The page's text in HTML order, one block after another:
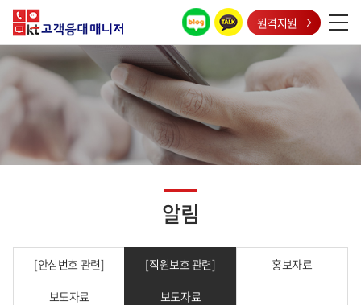
원격지원
알림
[안심번호 관련]
보도자료
[직원보호 관련]
보도자료
홍보자료